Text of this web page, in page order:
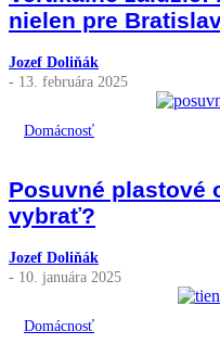
nielen pre
Jozef Doliňák
- 13. februára 2025
Domácnosť
Posuvné plastové
vybrať?
Jozef Doliňák
- 10. januára 2025
Domácnosť